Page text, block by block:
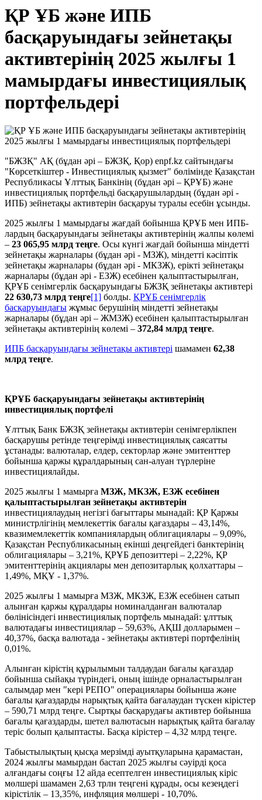
ҚР ҰБ және ИПБ
басқаруындағы зейнетақы
активтерінің 2025 жылғы 1
мамырдағы инвестициялық
портфельдері
"БЖЗҚ" АҚ (бұдан әрі – БЖЗҚ, Қор) enpf.kz сайтындағы
"Көрсеткіштер - Инвестициялық қызмет" бөлімінде Қазақстан
Республикасы Ұлттық Банкінің (бұдан әрі – ҚРҰБ) және
инвестициялық портфельді басқарушылардың (бұдан әрі -
ИПБ) зейнетақы активтерін басқаруы туралы есебін ұсынды.
2025 жылғы 1 мамырдағы жағдай бойынша ҚРҰБ мен ИПБ-
лардың басқаруындағы зейнетақы активтерінің жалпы көлемі
– 23 065,95 млрд теңге. Осы күнгі жағдай бойынша міндетті
зейнетақы жарналары (бұдан әрі - МЗЖ), міндетті кәсіптік
зейнетақы жарналары (бұдан әрі - МКЗЖ), ерікті зейнетақы
жарналары (бұдан әрі - ЕЗЖ) есебінен қалыптастырылған,
ҚРҰБ сенімгерлік басқаруындағы БЖЗҚ зейнетақы активтері
22 630,73 млрд теңге[1] болды. ҚРҰБ сенімгерлік
басқаруындағы жұмыс берушінің міндетті зейнетақы
жарналары (бұдан әрі – ЖМЗЖ) есебінен қалыптастырылған
зейнетақы активтерінің көлемі – 372,84 млрд теңге.
ИПБ басқаруындағы зейнетақы активтері шамамен 62,38
млрд теңге.
ҚРҰБ басқаруындағы зейнетақы активтерінің
инвестициялық портфелі
Ұлттық Банк БЖЗҚ зейнетақы активтерін сенімгерлікпен
басқарушы ретінде теңгерімді инвестициялық саясатты
ұстанады: валюталар, елдер, секторлар және эмитенттер
бойынша қаржы құралдарының сан-алуан түрлеріне
инвестициялайды.
2025 жылғы 1 мамырға МЗЖ, МКЗЖ, ЕЗЖ есебінен
қалыптастырылған зейнетақы активтерін
инвестициялаудың негізгі бағыттары мынадай: ҚР Қаржы
министрлігінің мемлекеттік бағалы қағаздары – 43,14%,
квазимемлекеттік компаниялардың облигациялары – 9,09%,
Қазақстан Республикасының екінші деңгейдегі банктерінің
облигациялары – 3,21%, ҚРҰБ депозиттері – 2,22%, ҚР
эмитенттерінің акциялары мен депозитарлық қолхаттары –
1,49%, МҚҰ - 1,37%.
2025 жылғы 1 мамырға МЗЖ, МКЗЖ, ЕЗЖ есебінен сатып
алынған қаржы құралдары номиналданған валюталар
бөлінісіндегі инвестициялық портфель мынадай: ұлттық
валютадағы инвестициялар – 59,63%, АҚШ долларымен –
40,37%, басқа валютада - зейнетақы активтері портфелінің
0,01%.
Алынған кірістің құрылымын талдаудан бағалы қағаздар
бойынша сыйақы түріндегі, оның ішінде орналастырылған
салымдар мен "кері РЕПО" операциялары бойынша және
бағалы қағаздарды нарықтық қайта бағалаудан түскен кірістер
– 590,71 млрд теңге. Сыртқы басқарудағы активтер бойынша
бағалы қағаздарды, шетел валютасын нарықтық қайта бағалау
теріс болып қалыптасты. Басқа кірістер – 4,32 млрд теңге.
Табыстылықтың қысқа мерзімді ауытқуларына қарамастан,
2024 жылғы мамырдан бастап 2025 жылғы сәуірді қоса
алғандағы соңғы 12 айда есептелген инвестициялық кіріс
мөлшері шамамен 2,63 трлн теңгені құрады, осы кезеңдегі
кірістілік – 13,35%, инфляция мөлшері - 10,70%.